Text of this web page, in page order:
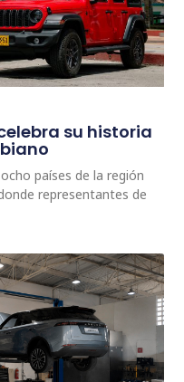
su historia
países de la región
representantes de